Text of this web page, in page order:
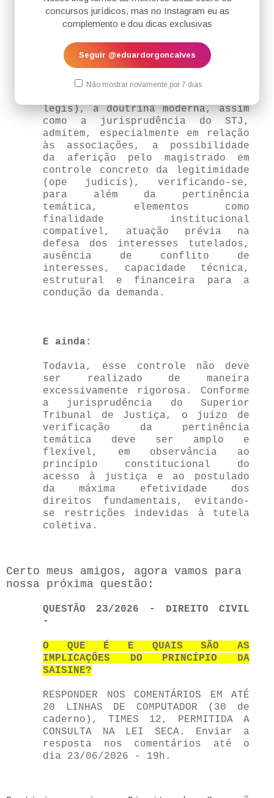
concursos jurídicos, mas no Instagram eu as
complemento e dou dicas exclusivas
Seguir @eduardorgoncalves
Não mostrar novamente por 7 dias
Atenção:
Embora tradicionalmente houvesse
o entendimento de que a
lei caso satisfeitos os
legis), a doutrina moderna, assim
como a jurisprudência do STJ,
admitem, especialmente em relação
às associações, a possibilidade
da aferição pelo magistrado em
controle concreto da legitimidade
(ope judicis), verificando-se,
para além da pertinência
temática, elementos como
finalidade institucional
compatível, atuação prévia na
defesa dos interesses tutelados,
ausência de conflito de
interesses, capacidade técnica,
estrutural e financeira para a
condução da demanda.
E ainda:
Todavia, esse controle não deve
ser realizado de maneira
excessivamente rigorosa. Conforme
a jurisprudência do Superior
Tribunal de Justiça, o juízo de
verificação da pertinência
temática deve ser amplo e
flexível, em observância ao
princípio constitucional do
acesso à justiça e ao postulado
da máxima efetividade dos
direitos fundamentais, evitando-
se restrições indevidas à tutela
coletiva.
Certo meus amigos, agora vamos para
nossa próxima questão:
QUESTÃO 23/2026 - DIREITO CIVIL
-
O QUE É E QUAIS SÃO AS
IMPLICAÇÕES DO PRINCÍPIO DA
SAISINE?
RESPONDER NOS COMENTÁRIOS EM ATÉ
20 LINHAS DE COMPUTADOR (30 de
caderno), TIMES 12, PERMITIDA A
CONSULTA NA LEI SECA. Enviar a
resposta nos comentários até o
dia 23/06/2026 - 19h.